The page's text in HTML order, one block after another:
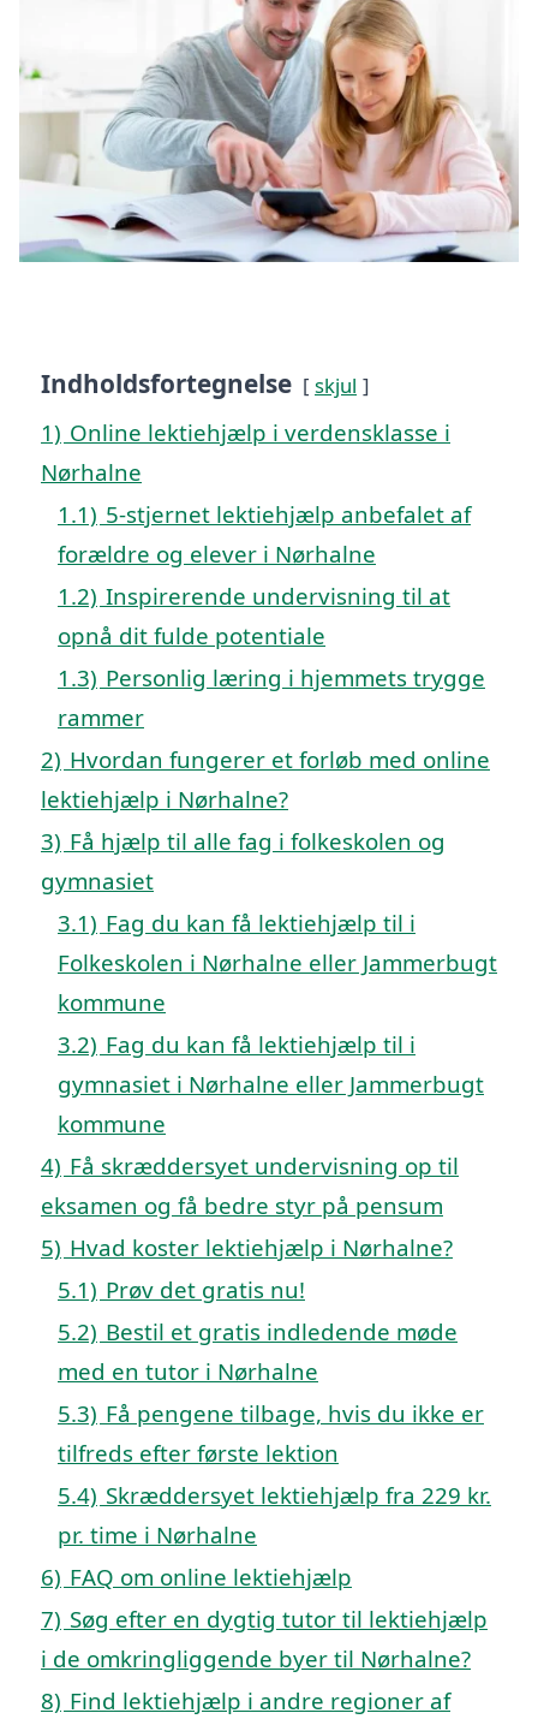
Indholdsfortegnelse skjul
1) Online lektiehjælp i verdensklasse i
Nørhalne
1.1) 5-stjernet lektiehjælp anbefalet af
forældre og elever i Nørhalne
1.2) Inspirerende undervisning til at
opnå dit fulde potentiale
1.3) Personlig læring i hjemmets trygge
rammer
2) Hvordan fungerer et forløb med online
lektiehjælp i Nørhalne?
3) Få hjælp til alle fag i folkeskolen og
gymnasiet
3.1) Fag du kan få lektiehjælp til i
Folkeskolen i Nørhalne eller Jammerbugt
kommune
3.2) Fag du kan få lektiehjælp til i
gymnasiet i Nørhalne eller Jammerbugt
kommune
4) Få skræddersyet undervisning op til
eksamen og få bedre styr på pensum
5) Hvad koster lektiehjælp i Nørhalne?
5.1) Prøv det gratis nu!
5.2) Bestil et gratis indledende møde
med en tutor i Nørhalne
5.3) Få pengene tilbage, hvis du ikke er
tilfreds efter første lektion
5.4) Skræddersyet lektiehjælp fra 229 kr.
pr. time i Nørhalne
6) FAQ om online lektiehjælp
7) Søg efter en dygtig tutor til lektiehjælp
i de omkringliggende byer til Nørhalne?
8) Find lektiehjælp i andre regioner af